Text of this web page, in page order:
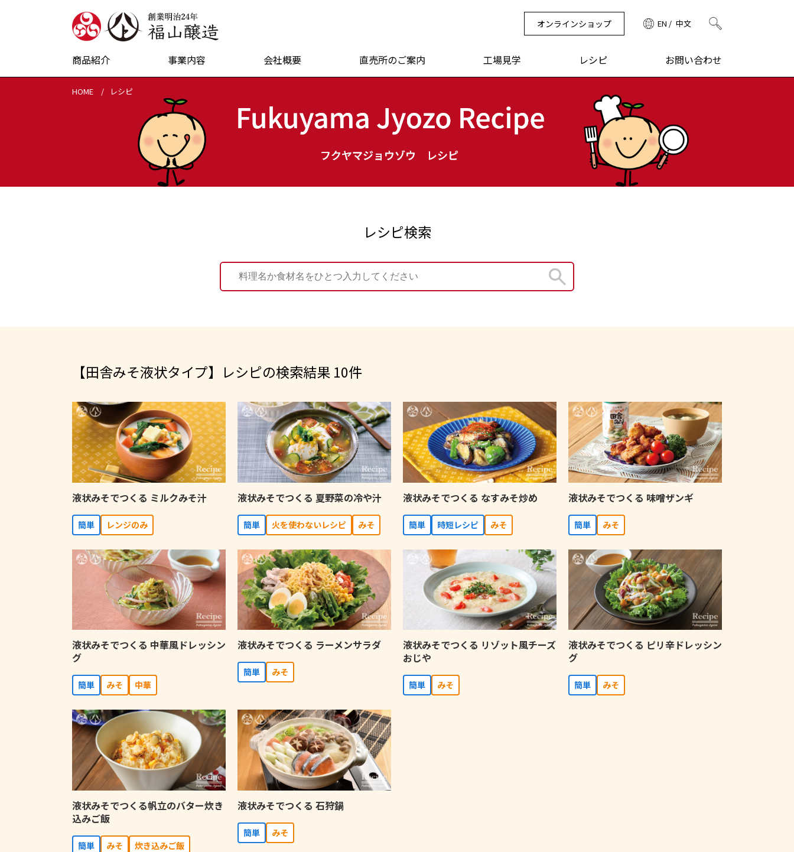
オンラインショップ EN 中文
商品紹介 事業内容 会社概要 直売所のご案内 工場見学 レシピ お問い合わせ
HOME レシピ
レシピ検索
【田舎みそ液状タイプ】レシピの検索結果 10件
液状みそでつくる ミルクみそ汁
簡単 レンジのみ
液状みそでつくる 夏野菜の冷や汁
簡単 ⽕を使わないレシピ みそ
液状みそでつくる なすみそ炒め
簡単 時短レシピ みそ
液状みそでつくる 味噌ザンギ
簡単 みそ
液状みそでつくる 中華風ドレッシン
グ
簡単 みそ 中華
液状みそでつくる ラーメンサラダ
簡単 みそ
液状みそでつくる リゾット風チーズ
おじや
簡単 みそ
液状みそでつくる ピリ辛ドレッシン
グ
簡単 みそ
液状みそでつくる帆立のバター炊き
込みご飯
簡単 みそ 炊き込みご飯
液状みそでつくる 石狩鍋
簡単 みそ